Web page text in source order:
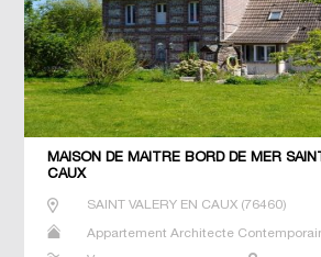
MAISON DE MAÎTRE BORD DE MER
CAUX
SAINT VALERY EN CAUX(76460)
Appartement Architecte